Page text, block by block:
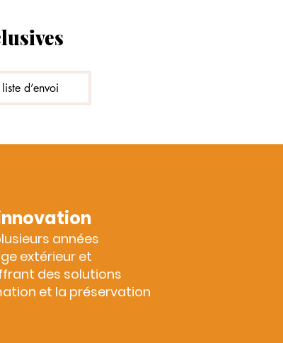
d’envoi
années
extérieur et
des solutions
et la préservation